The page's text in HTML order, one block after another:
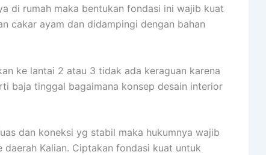
di rumah maka bentukan fondasi ini wajib kuat
cakar ayam dan didampingi dengan bahan
ke lantai 2 atau 3 tidak ada keraguan karena
baja tinggal bagaimana konsep desain interior
dan koneksi yg stabil maka hukumnya wajib
daerah Kalian. Ciptakan fondasi kuat untuk